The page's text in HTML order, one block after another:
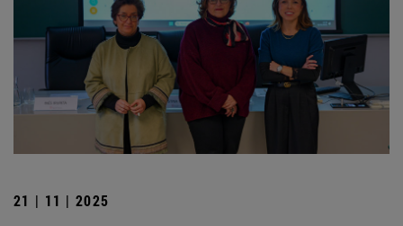
21 | 11 | 2025